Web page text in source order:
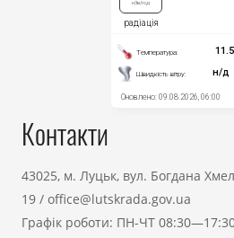
Контакти
43025, м. Луцьк, вул. Богдана
19 / office@lutskrada.gov.ua
Графік роботи: ПН-ЧТ